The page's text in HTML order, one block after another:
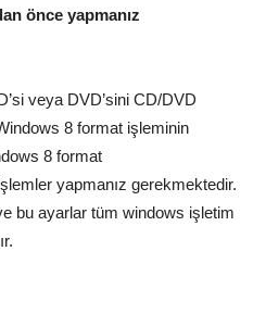
önce yapmanız
veya DVD’sini CD/DVD
8 format işleminin
8 format
yapmanız gerekmektedir.
bu ayarlar tüm windows işletim